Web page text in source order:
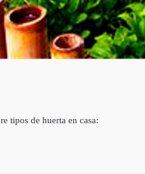
tipos de huerta en casa: